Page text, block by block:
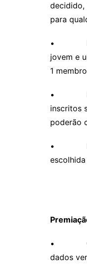
decidido,
para
•
jovem e
1
• Fazer
inscritos
poderão
•
• O
dados